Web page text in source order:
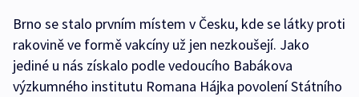
Brno se stalo prvním místem v Česku, kde se látky proti
rakovině ve formě vakcíny už jen nezkoušejí. Jako
jediné u nás získalo podle vedoucího Babákova
výzkumného institutu Romana Hájka povolení Státního